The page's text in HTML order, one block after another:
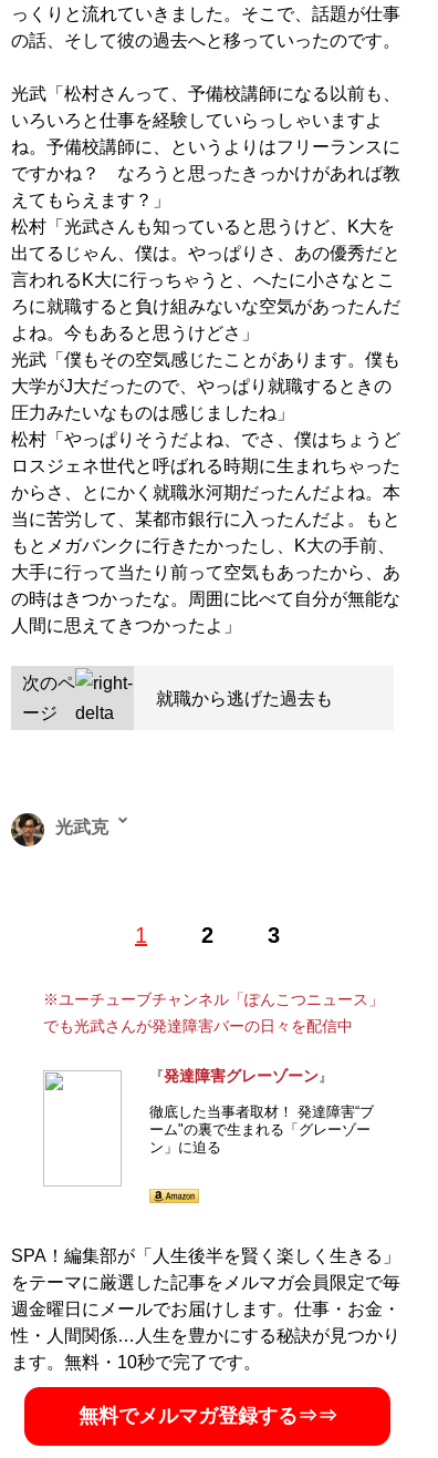
っくりと流れていきました。そこで、話題が仕事
の話、そして彼の過去へと移っていったのです。
光武「松村さんって、予備校講師になる以前も、
いろいろと仕事を経験していらっしゃいますよ
ね。予備校講師に、というよりはフリーランスに
ですかね？ なろうと思ったきっかけがあれば教
えてもらえます？」
松村「光武さんも知っていると思うけど、K大を
出てるじゃん、僕は。やっぱりさ、あの優秀だと
言われるK大に行っちゃうと、へたに小さなとこ
ろに就職すると負け組みないな空気があったんだ
よね。今もあると思うけどさ」
光武「僕もその空気感じたことがあります。僕も
大学がJ大だったので、やっぱり就職するときの
圧力みたいなものは感じましたね」
松村「やっぱりそうだよね、でさ、僕はちょうど
ロスジェネ世代と呼ばれる時期に生まれちゃった
からさ、とにかく就職氷河期だったんだよね。本
当に苦労して、某都市銀行に入ったんだよ。もと
もとメガバンクに行きたかったし、K大の手前、
大手に行って当たり前って空気もあったから、あ
の時はきつかったな。周囲に比べて自分が無能な
人間に思えてきつかったよ」
次のペ
ージ
就職から逃げた過去も
1 2 3
光武克
ッツ）」のマスター。昼間は予備校のフリー講師として
からは渋谷に移転して営業中。発達障害に関する講演や
トークショーにも出演する。店舗
@bar_brats」
※ユーチューブチャンネル「ぽんこつニュース」
でも光武さんが発達障害バーの日々を配信中
『発達障害グレーゾーン』
徹底した当事者取材！ 発達障害“ブ
ーム"の裏で生まれる「グレーゾー
ン」に迫る
SPA！編集部が「人生後半を賢く楽しく生きる」
をテーマに厳選した記事をメルマガ会員限定で毎
週金曜日にメールでお届けします。仕事・お金・
性・人間関係…人生を豊かにする秘訣が見つかり
ます。無料・10秒で完了です。
無料でメルマガ登録する⇒⇒